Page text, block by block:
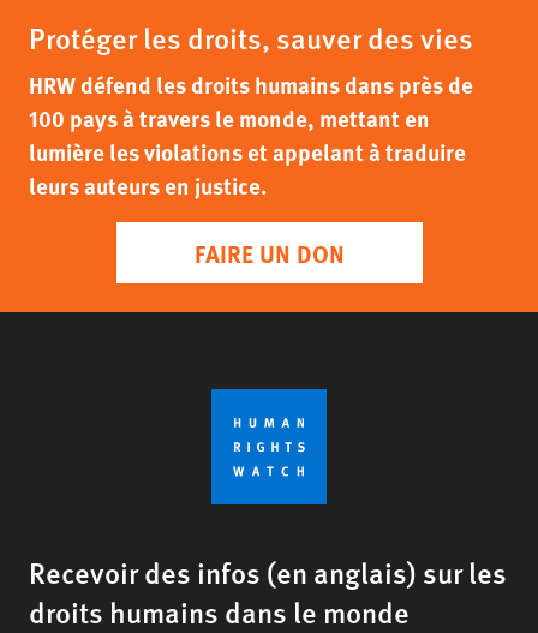
Protéger les droits, sauver des vies
HRW défend les droits humains dans près de
100 pays à travers le monde, mettant en
lumière les violations et appelant à traduire
leurs auteurs en justice.
FAIRE UN DON
Recevoir des infos (en anglais) sur les
droits humains dans le monde